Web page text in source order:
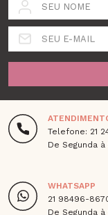
SEU NOME
SEU E-MAIL
Telefone: 21
De Segunda
WHATSAPP
21 98496-
De Segunda